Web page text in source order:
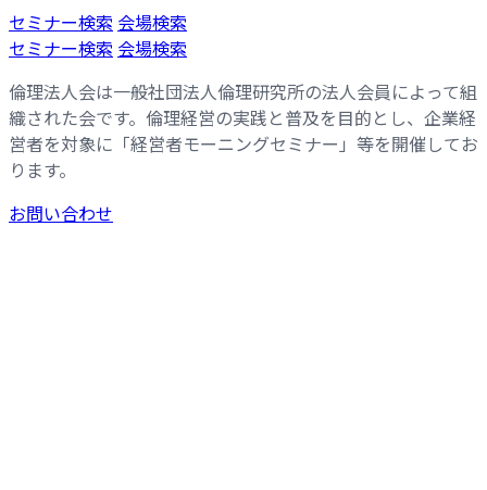
コ
ン
ン
ツ
へ
ス
キ
ッ
ナ
ビ
ー
シ
ョ
ン
に
移
セミナー検索 会場検索
セミナー検索 会場検索
倫理法人会は一般社団法人倫理研究所の法人会員によって組
織された会です。倫理経営の実践と普及を目的とし、企業経
営者を対象に「経営者モーニングセミナー」等を開催してお
ります。
お問い合わせ